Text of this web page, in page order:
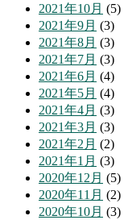
2021年10月 (5)
2021年9月 (3)
2021年8月 (3)
2021年7月 (3)
2021年6月 (4)
2021年5月 (4)
2021年4月 (3)
2021年3月 (3)
2021年2月 (2)
2021年1月 (3)
2020年12月 (5)
2020年11月 (2)
2020年10月 (3)